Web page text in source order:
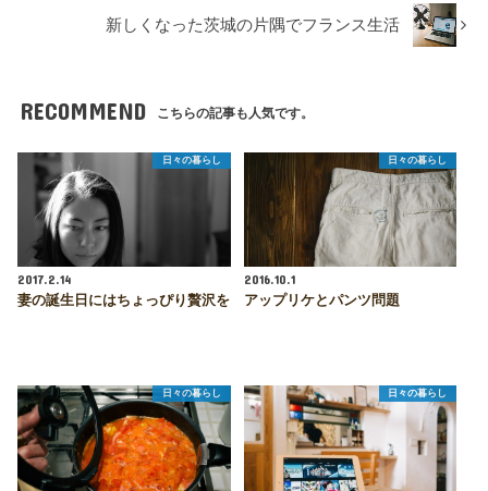
新しくなった茨城の片隅でフランス生活
RECOMMEND こちらの記事も人気です。
日々の暮らし
2017.2.14
妻の誕生日にはちょっぴり贅沢を
日々の暮らし
2016.10.1
アップリケとパンツ問題
日々の暮らし 日々の暮らし